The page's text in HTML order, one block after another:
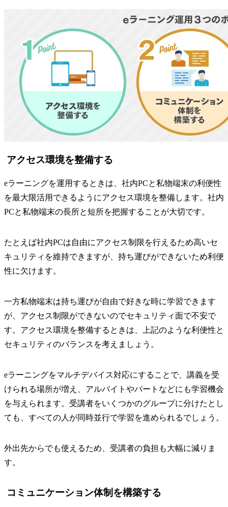
アクセス環境を整備する
eラーニングを運用するときは、社内PCと私物端末の利便性
を最大限活用できるようにアクセス環境を整備します。社内
PCと私物端末の長所と短所を把握することが大切です。
たとえば社内PCは自由にアクセス制限を行えるため高いセ
キュリティを維持できますが、持ち運びができないため利便
性に欠けます。
一方私物端末は持ち運びが自由で好きな時に学習できます
が、アクセス制限ができないのでセキュリティ面で不安で
す。アクセス環境を整備するときは、上記のような利便性と
セキュリティのバランスを考えましょう。
eラーニングをマルチデバイス対応にすることで、講義を受
けられる場所が増え、アルバイトやパートなどにも学習機会
を与えられます。受講者をいくつかのグループに分けたとし
ても、すべての人が同時並行で学習を進められるでしょう。
外出先からでも使えるため、受講者の負担も大幅に減りま
す。
コミュニケーション体制を構築する